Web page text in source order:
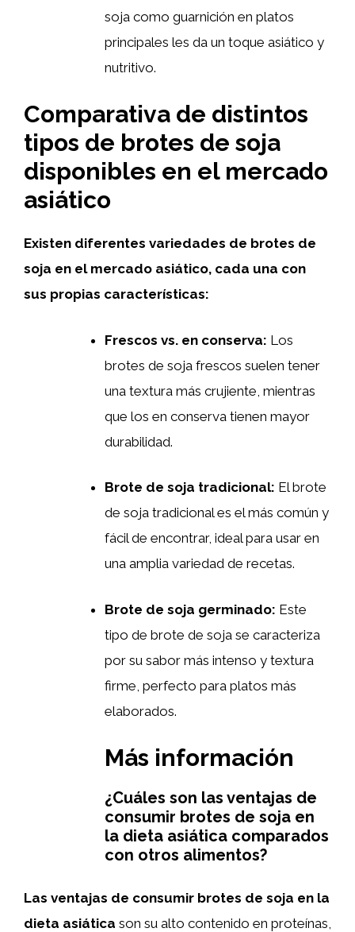
soja como guarnición en platos
principales les da un toque asiático y
nutritivo.
Comparativa de distintos
tipos de brotes de soja
disponibles en el mercado
asiático
Existen diferentes variedades de brotes de
soja en el mercado asiático, cada una con
sus propias características:
Frescos vs. en conserva: Los
brotes de soja frescos suelen tener
una textura más crujiente, mientras
que los en conserva tienen mayor
durabilidad.
Brote de soja tradicional: El brote
de soja tradicional es el más común y
fácil de encontrar, ideal para usar en
una amplia variedad de recetas.
Brote de soja germinado: Este
tipo de brote de soja se caracteriza
por su sabor más intenso y textura
firme, perfecto para platos más
elaborados.
Más información
¿Cuáles son las ventajas de
consumir brotes de soja en
la dieta asiática comparados
con otros alimentos?
Las ventajas de consumir brotes de soja en la
dieta asiática son su alto contenido en proteínas,